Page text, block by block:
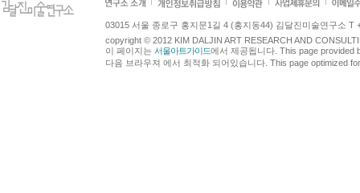
03015 서울 종로구 홍지문1길 4 (홍지동44) 김달진미술연구소 T
copyright © 2012 KIM DALJIN ART RESEARCH AND
이 페이지는 서울아트가이드에서 제공됩니다. This page provided
다음 브라우져 에서 최적화 되어있습니다. This page optimized